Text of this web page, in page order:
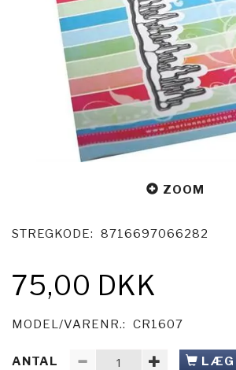
ZOOM
STREGKODE: 8716697066282
75,00 DKK
MODEL/VARENR.: CR1607
ANTAL LÆG